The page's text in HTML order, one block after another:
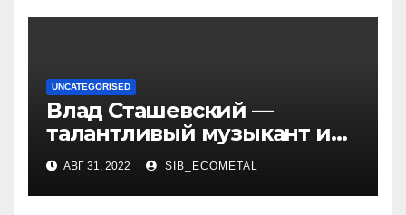
UNCATEGORISED
Влад Сташевский —
талантливый музыкант и
певец, чья биография и
личная жизнь
вдохновляют!
АВГ 31, 2022 SIB_ECOMETAL